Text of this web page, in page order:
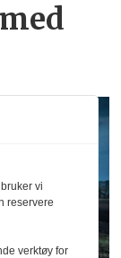
vi
reservere
verktøy for